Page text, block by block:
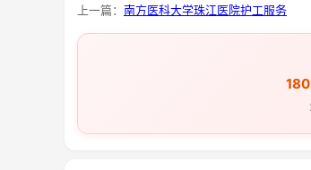
上一篇： 南方医科大学珠江医院护工服务